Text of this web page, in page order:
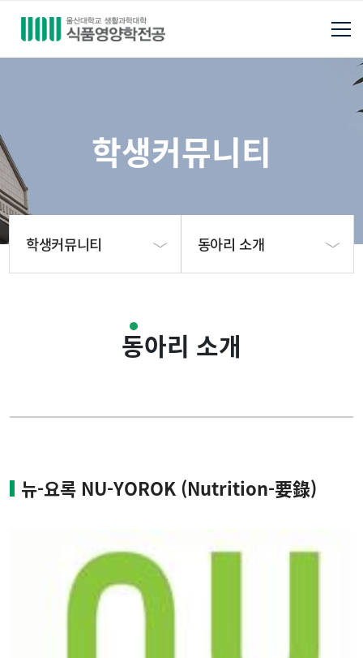
학생커뮤니티
학생커뮤니티
학생커뮤니티
동아리 소개
학생회 소개
동아리 소개
뉴-요록 NU-YOROK (Nutrition-要錄)